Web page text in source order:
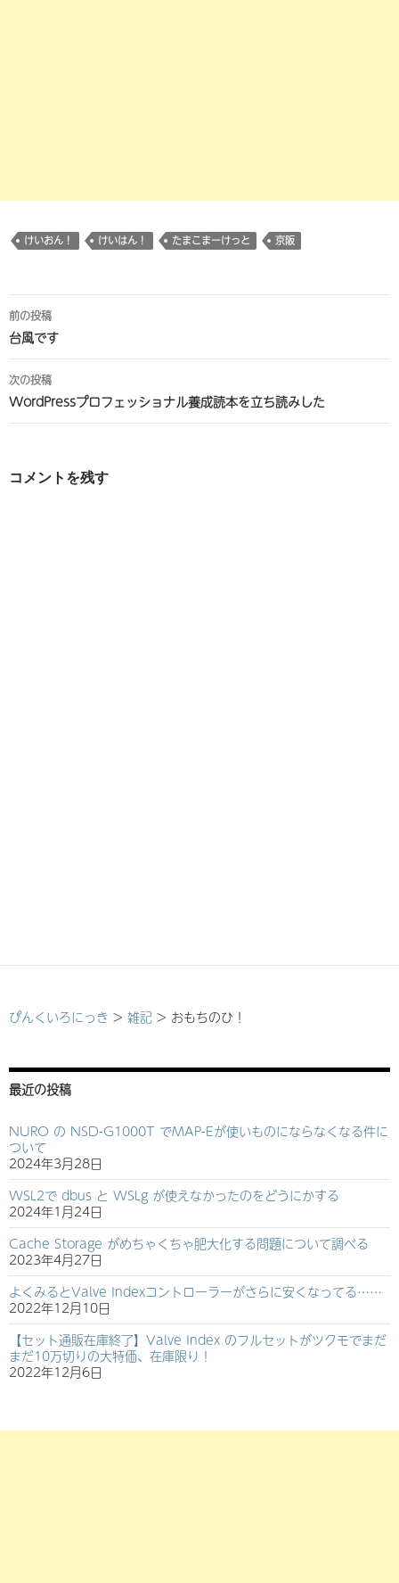
けいおん！ けいはん！ たまこまーけっと 京阪
投
稿
ナ
ビ
ゲ
ー
前の投稿
台風です
次の投稿
WordPressプロフェッショナル養成読本を立ち読みした
コメントを残す
ぴんくいろにっき > 雑記 > おもちのひ！
最近の投稿
NURO の NSD-G1000T でMAP-Eが使いものにならなくなる件に
ついて
2024年3月28日
WSL2で dbus と WSLg が使えなかったのをどうにかする
2024年1月24日
Cache Storage がめちゃくちゃ肥大化する問題について調べる
2023年4月27日
よくみるとValve Indexコントローラーがさらに安くなってる……
2022年12月10日
【セット通販在庫終了】Valve Index のフルセットがツクモでまだ
まだ10万切りの大特価、在庫限り！
2022年12月6日